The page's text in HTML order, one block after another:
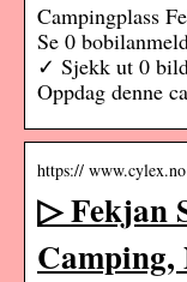
Campingplass
Se 0
✓ Sjekk ut 0
Oppdag denne
https://
▷ Fekjan
Camping,